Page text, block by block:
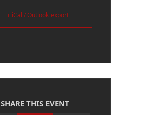
+ iCal / Outlook export
SHARE THIS EVENT